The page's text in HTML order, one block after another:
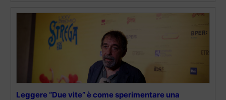
Leggere “Due vite” è come sperimentare una